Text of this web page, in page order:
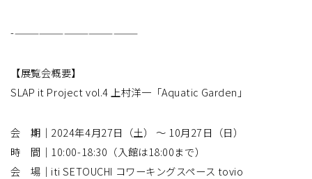
-———————————————
【展覧会概要】
SLAP it Project vol.4 上村洋一「Aquatic Garden」
会 期｜2024年4月27日（土） 〜 10月27日（日）
時 間｜10:00-18:30（入館は18:00まで）
会 場｜iti SETOUCHI コワーキングスペース tovio